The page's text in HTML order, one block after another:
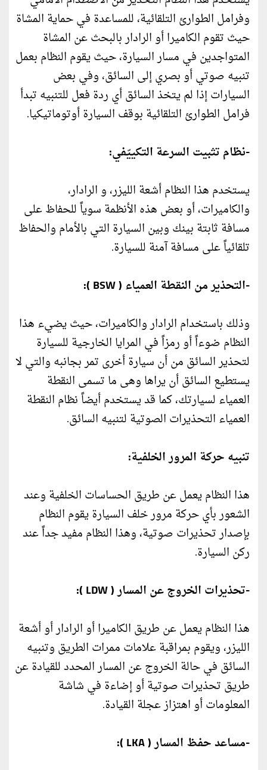
وفرامل الطوارئ التلقائية، للمساعدة في حماية المشاة
حيث تقوم الكاميرا أو الرادار بالبحث عن المشاة
المتواجدين في مسار السيارة، حيث يقوم النظام بعمل
تنبيه صوتي أو بصري إلى السائق، وفي بعض
السيارات إذا لم يتخذ السائق أي ردة فعل للتنبيه تبدأ
فرامل الطوارئ التلقائية بوقف السيارة أوتوماتيكيا.
-نظام تثبيت السرعة التكييّفي:
يستخدم هذا النظام أشعة الليزر، و الرادار،
والكاميرات، أو بعض هذه الأنظمة سوياً للحفاظ على
مسافة ثابتة بينك وبين السيارة التي بالأمام والحفاظ
تلقائياً على مسافة آمنة للسيارة.
-التحذير من النقطة العمياء ( BSW ):
وذلك باستخدام الرادار والكاميرات، حيث يضيء هذا
النظام ضوءاً أو رمزاً في المرايا الخارجية للسيارة
لتحذير السائق من أن سيارة أخرى تمر بجانبه والتي لا
يستطيع السائق أن يراها وهى ما تسمى النقطة
العمياء لسيارتك، كما قد يستخدم أيضاً نظام النقطة
العمياء التحذيرات الصوتية لتنبيه السائق.
تنبيه حركة المرور الخلفية:
هذا النظام يعمل عن طريق الحساسات الخلفية وعند
الشعور بأي حركة مرور خلف السيارة يقوم النظام
بإصدار تحذيرات صوتية، وهذا النظام مفيد جداً عند
ركن السيارة.
-تحذيرات الخروج عن المسار ( LDW ):
هذا النظام يعمل عن طريق الكاميرا أو الرادار أو أشعة
الليزر، ويقوم بمراقبة علامات ممرات الطريق وتنبيه
السائق في حالة الخروج عن المسار المحدد للقيادة عن
طريق تحذيرات صوتية أو إضاءة في شاشة
المعلومات أو اهتزاز عجلة القيادة.
-مساعد حفظ المسار ( LKA ):